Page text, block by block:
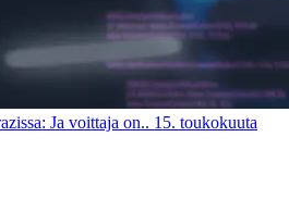
Ja voittaja on.. 15. toukokuuta